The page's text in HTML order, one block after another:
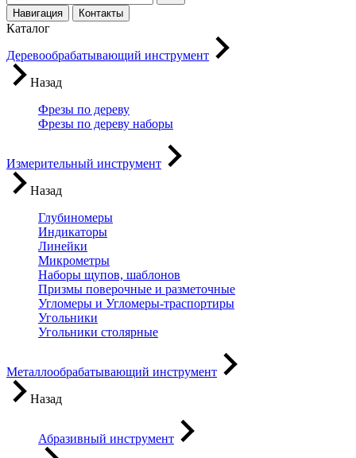
Навигация Контакты
Каталог
Деревообрабатывающий инструмент
Назад
Фрезы по дереву
Фрезы по дереву наборы
Измерительный инструмент
Назад
Глубиномеры
Индикаторы
Линейки
Микрометры
Наборы щупов, шаблонов
Призмы поверочные и разметочные
Угломеры и Угломеры-траспортиры
Угольники
Угольники столярные
Металлообрабатывающий инструмент
Назад
Абразивный инструмент